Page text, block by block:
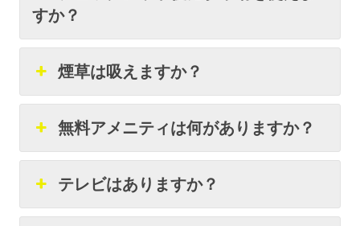
すか？
煙草は吸えますか？
無料アメニティは何がありますか？
テレビはありますか？